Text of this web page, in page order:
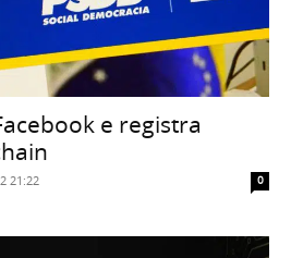
e registra
21:22 0